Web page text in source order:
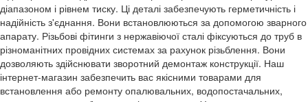
діапазоном і рівнем тиску. Ці деталі забезпечують герметичність і
надійність з'єднання. Вони встановлюються за допомогою зварного
апарату. Різьбові фітинги з нержавіючої сталі фіксуються до труб в
різноманітних провідних системах за рахунок різьблення. Вони
дозволяють здійснювати зворотний демонтаж конструкції. Наш
інтернет-магазин забезпечить вас якісними товарами для
встановлення або ремонту опалювальних, водопостачальних,